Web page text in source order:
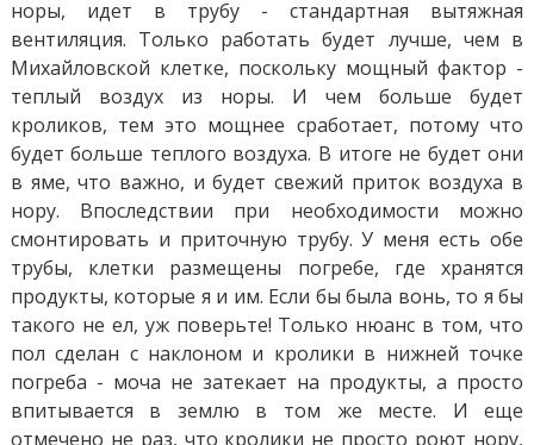
норы, идет в трубу - стандартная вытяжная
вентиляция. Только работать будет лучше, чем в
Михайловской клетке, поскольку мощный фактор -
теплый воздух из норы. И чем больше будет
кроликов, тем это мощнее сработает, потому что
будет больше теплого воздуха. В итоге не будет они
в яме, что важно, и будет свежий приток воздуха в
нору. Впоследствии при необходимости можно
смонтировать и приточную трубу. У меня есть обе
трубы, клетки размещены погребе, где хранятся
продукты, которые я и им. Если бы была вонь, то я бы
такого не ел, уж поверьте! Только нюанс в том, что
пол сделан с наклоном и кролики в нижней точке
погреба - моча не затекает на продукты, а просто
впитывается в землю в том же месте. И еще
отмечено не раз, что кролики не просто роют нору,